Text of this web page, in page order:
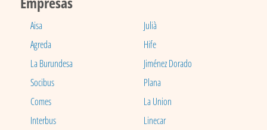
Aisa
Julià
Agreda
Hife
La Burundesa
Jiménez Dorado
Socibus
Plana
Comes
La Union
Interbus
Linecar